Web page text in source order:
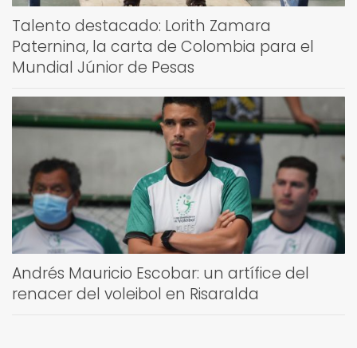
Talento destacado: Lorith Zamara
Paternina, la carta de Colombia para el
Mundial Júnior de Pesas
Andrés Mauricio Escobar: un artífice del
renacer del voleibol en Risaralda